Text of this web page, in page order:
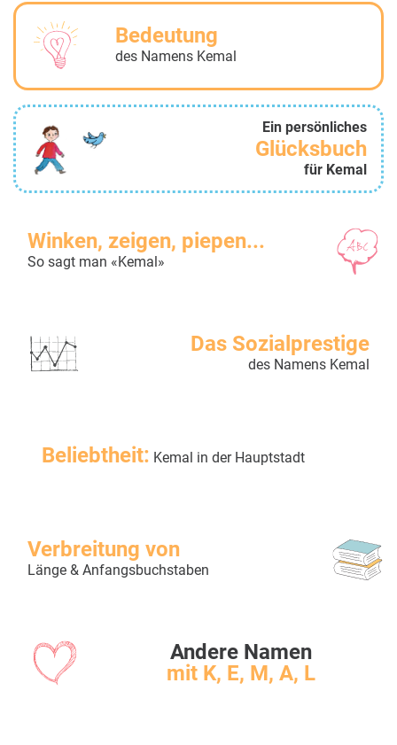
Bedeutung
des Namens Kemal
Ein persönliches
Glücksbuch
für Kemal
Winken, zeigen, piepen...
So sagt man «Kemal»
Das Sozialprestige
des Namens Kemal
Beliebtheit: Kemal in der Hauptstadt
Verbreitung von
Länge & Anfangsbuchstaben
Andere Namen
mit K, E, M, A, L